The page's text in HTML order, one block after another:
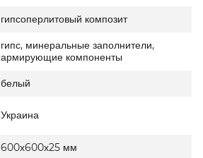
гипсоперлитовый композит
гипс, минеральные заполнители,
армирующие компоненты
белый
Украина
600х600х25 мм